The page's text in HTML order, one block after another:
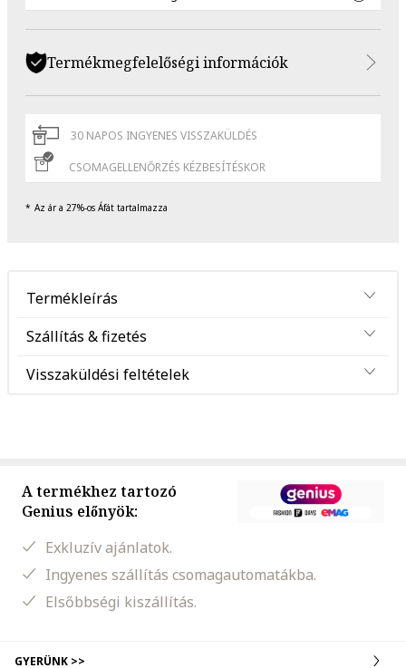
Termékmegfelelőségi információk
30 NAPOS INGYENES VISSZAKÜLDÉS
CSOMAGELLENŐRZÉS KÉZBESÍTÉSKOR
Az ár a 27%-os Áfát tartalmazza
Termékleírás
Szállítás & fizetés
Visszaküldési feltételek
A termékhez tartozó
Genius előnyök:
Exkluzív ajánlatok.
Ingyenes szállítás csomagautomatákba.
Elsőbbségi kiszállítás.
GYERÜNK >>